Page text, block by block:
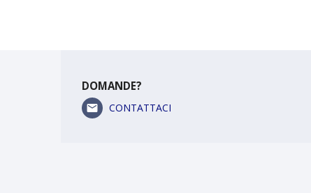
DOMANDE?
CONTATTACI